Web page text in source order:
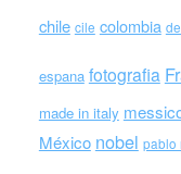
chile cile colombia
espana fotografia
made in italy
México nobel pablo